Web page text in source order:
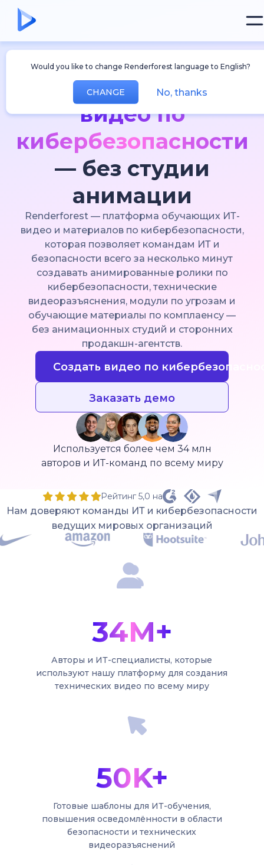
Would you like to change Renderforest language to English?
CHANGE No, thanks
кибербезопасности
Анимированные
видео по
кибербезопасности
— без студии
анимации
Renderforest — платформа обучающих ИТ-
видео и материалов по кибербезопасности,
которая позволяет командам ИТ и
безопасности всего за несколько минут
создавать анимированные ролики по
кибербезопасности, технические
видеоразъяснения, модули по угрозам и
обучающие материалы по комплаенсу —
без анимационных студий и сторонних
продакшн-агентств.
Создать видео по
Заказать демо
Используется более чем 34 млн
авторов и ИТ-команд по всему миру
Рейтинг 5,0 на
Нам доверяют команды ИТ и кибербезопасности
ведущих мировых организаций
34M+
Авторы и ИТ-специалисты, которые
используют нашу платформу для создания
технических видео по всему миру
50K+
Готовые шаблоны для ИТ-обучения,
повышения осведомлённости в области
безопасности и технических
видеоразъяснений